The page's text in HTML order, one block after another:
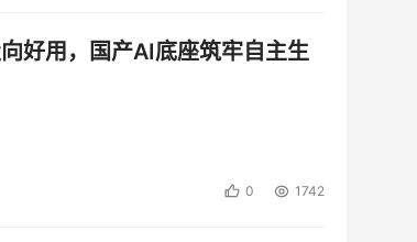
国民航局预测，到2025年，我国低空
低空经济展区将展示无人机、航空
快速发展和跨界融合。
要。CITE 2025新型能源电子馆将展示
好用，国产AI底座筑牢自主生
0 1742